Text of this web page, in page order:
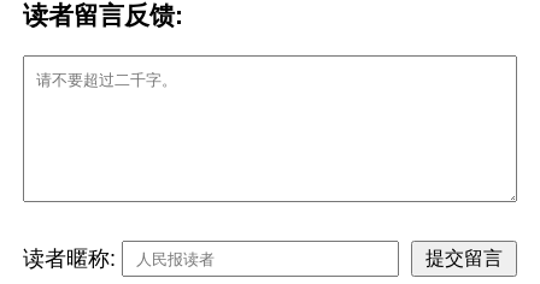
读者留言反馈:
读者暱称: